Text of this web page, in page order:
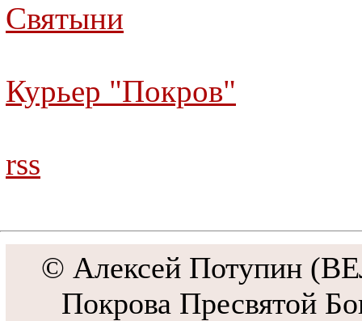
Святыни
Курьер "Покров"
rss
© Алексей Потупин
Покрова Пресвятой